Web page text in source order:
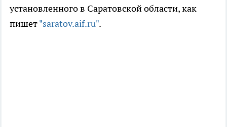
установленного в Саратовской области, как
пишет"saratov.aif.ru".